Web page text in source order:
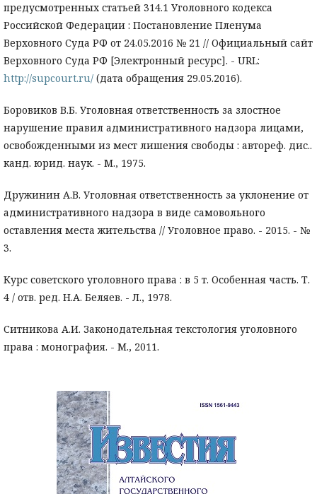
предусмотренных статьей 314.1 Уголовного кодекса
Российской Федерации : Постановление Пленума
Верховного Суда РФ от 24.05.2016 № 21 // Официальный сайт
Верховного Суда РФ [Электронный ресурс]. - URL:
http://supcourt.ru/ (дата обращения 29.05.2016).
Боровиков В.Б. Уголовная ответственность за злостное
нарушение правил административного надзора лицами,
освобожденными из мест лишения свободы : автореф. дис..
канд. юрид. наук. - М., 1975.
Дружинин А.В. Уголовная ответственность за уклонение от
административного надзора в виде самовольного
оставления места жительства // Уголовное право. - 2015. - №
3.
Курс советского уголовного права : в 5 т. Особенная часть. Т.
4 / отв. ред. Н.А. Беляев. - Л., 1978.
Ситникова А.И. Законодательная текстология уголовного
права : монография. - М., 2011.